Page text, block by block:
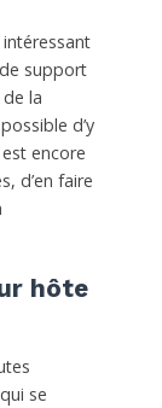
support
la
d’y
encore
d’en faire
hôte
se